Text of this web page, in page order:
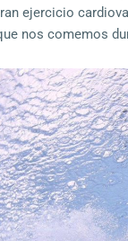
ejercicio
nos comemos